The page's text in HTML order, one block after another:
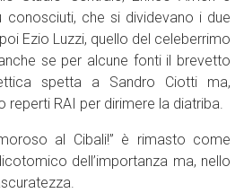
conosciuti, che si dividevano i due
Ezio Luzzi, quello del celeberrimo
se per alcune fonti il brevetto
spetta a Sandro Ciotti ma,
reperti RAI per dirimere la diatriba.
al Cibali!” è rimasto come
dell’importanza ma, nello